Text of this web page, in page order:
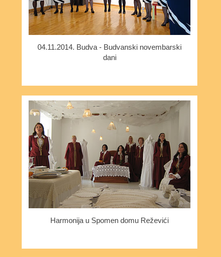
04.11.2014. Budva - Budvanski novembarski
dani
Harmonija u Spomen domu Reževići